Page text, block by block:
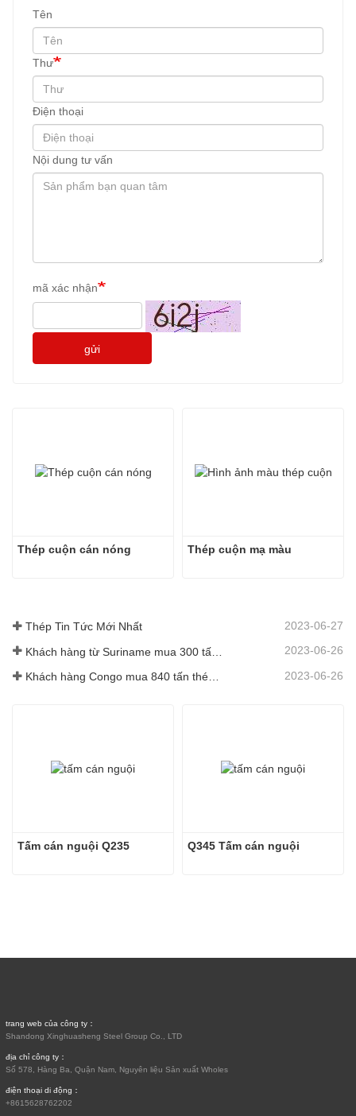
Tên
Thư
Điện thoại
Nội dung tư vấn
mã xác nhận
gửi
Thép cuộn cán nóng Thép cuộn mạ màu
Thép Tin Tức Mới Nhất 2023-06-27
2023-06-26
2023-06-26
Tấm cán nguội Q235 Q345 Tấm cán nguội
trang web của công ty：
Shandong Xinghuasheng Steel Group Co., LTD
địa chỉ công ty：
Số 578, Hàng Ba, Quận Nam, Nguyên liệu Sản xuất Wholes
điện thoại di động：
+8615628762202